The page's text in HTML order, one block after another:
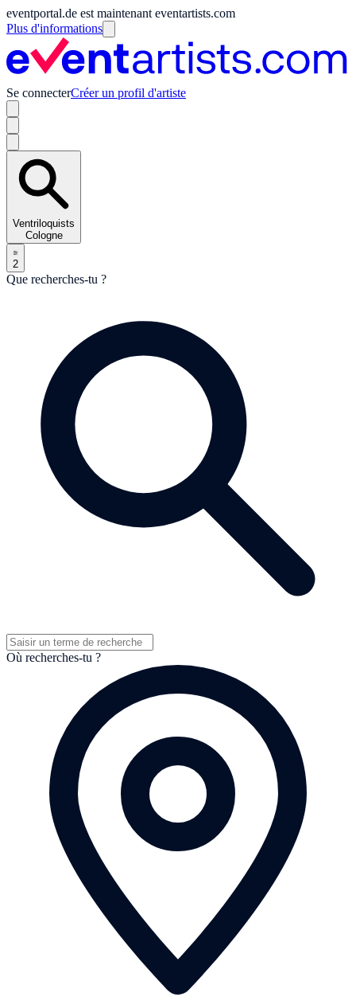
eventportal.de est maintenant eventartists.com
Plus d'informations
Se connecterCréer un profil d'artiste
Ventriloquists
Cologne
2
Que recherches-tu ?
Où recherches-tu ?